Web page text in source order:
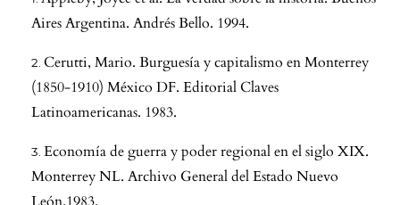
Aires Argentina. Andrés Bello. 1994.
Cerutti, Mario. Burguesía y capitalismo en Monterrey
(1850-1910) México DF. Editorial Claves
Latinoamericanas. 1983.
Economía de guerra y poder regional en el siglo XIX.
Monterrey NL. Archivo General del Estado Nuevo